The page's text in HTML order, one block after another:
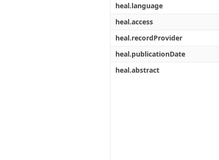
heal.language
heal.access
heal.recordProvider
heal.publicationDate
heal.abstract